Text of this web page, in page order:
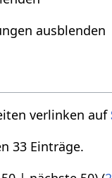
ausblenden
verlinken auf
33 Einträge.